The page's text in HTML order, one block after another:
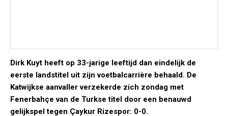
Dirk Kuyt heeft op 33-jarige leeftijd dan eindelijk de
eerste landstitel uit zijn voetbalcarrière behaald. De
Katwijkse aanvaller verzekerde zich zondag met
Fenerbahçe van de Turkse titel door een benauwd
gelijkspel tegen Çaykur Rizespor: 0-0.